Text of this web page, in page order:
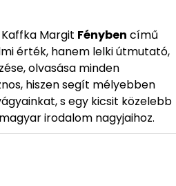
Margit Fényben című
érték, hanem lelki útmutató,
olvasása minden
hiszen segít mélyebben
s egy kicsit közelebb
irodalom nagyjaihoz.